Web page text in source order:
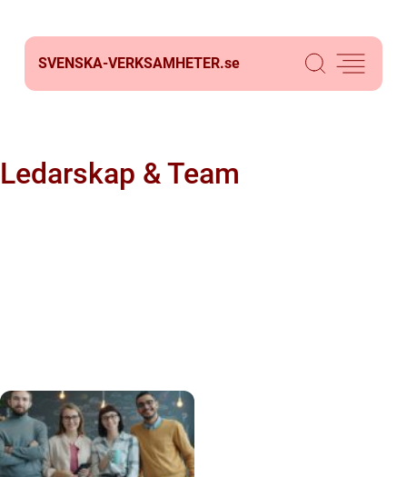
SVENSKA-VERKSAMHETER.se
Ledarskap & Team